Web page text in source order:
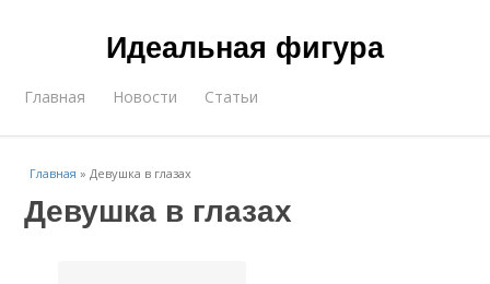
Идеальная фигура
Главная Новости Статьи
Главная »Девушка в глазах
Девушка в глазах